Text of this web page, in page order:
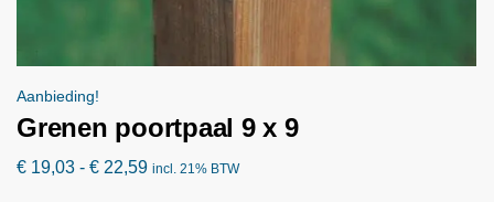
Aanbieding!
Grenen poortpaal 9 x 9
€ 19,03 - € 22,59 incl. 21% BTW